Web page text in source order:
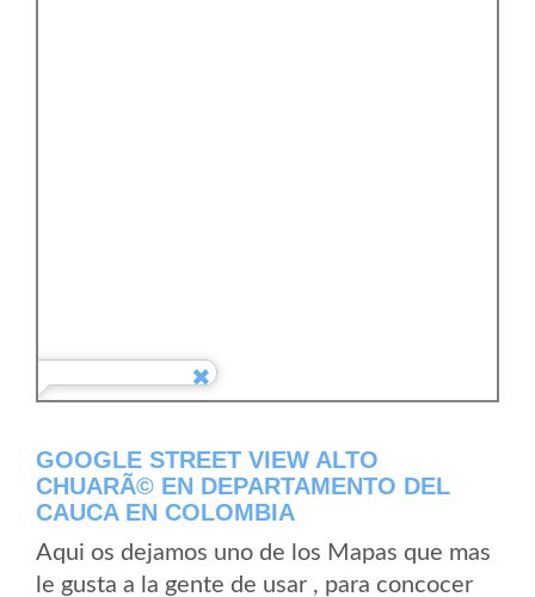
GOOGLE STREET VIEW ALTO
CHUARÃ© EN DEPARTAMENTO DEL
CAUCA EN COLOMBIA
Aqui os dejamos uno de los Mapas que mas
le gusta a la gente de usar , para concocer